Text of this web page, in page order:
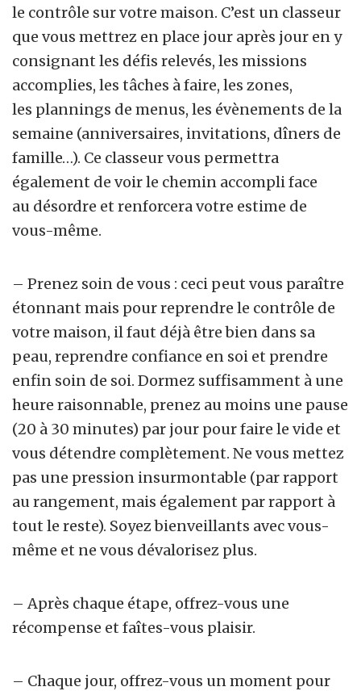
le contrôle sur votre maison. C’est un classeur
que vous mettrez en place jour après jour en y
consignant les défis relevés, les missions
accomplies, les tâches à faire, les zones,
les plannings de menus, les évènements de la
semaine (anniversaires, invitations, dîners de
famille…). Ce classeur vous permettra
également de voir le chemin accompli face
au désordre et renforcera votre estime de
vous-même.
– Prenez soin de vous : ceci peut vous paraître
étonnant mais pour reprendre le contrôle de
votre maison, il faut déjà être bien dans sa
peau, reprendre confiance en soi et prendre
enfin soin de soi. Dormez suffisamment à une
heure raisonnable, prenez au moins une pause
(20 à 30 minutes) par jour pour faire le vide et
vous détendre complètement. Ne vous mettez
pas une pression insurmontable (par rapport
au rangement, mais également par rapport à
tout le reste). Soyez bienveillants avec vous-
même et ne vous dévalorisez plus.
– Après chaque étape, offrez-vous une
récompense et faîtes-vous plaisir.
– Chaque jour, offrez-vous un moment pour